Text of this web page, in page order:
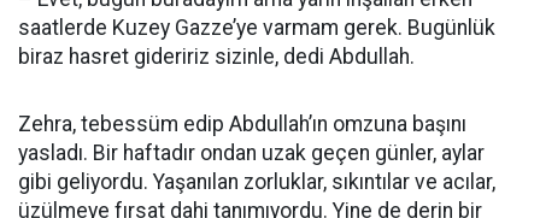
saatlerde Kuzey Gazze’ye varmam gerek. Bugünlük
biraz hasret gideririz sizinle, dedi Abdullah.
Zehra, tebessüm edip Abdullah’ın omzuna başını
yasladı. Bir haftadır ondan uzak geçen günler, aylar
gibi geliyordu. Yaşanılan zorluklar, sıkıntılar ve acılar,
üzülmeye fırsat dahi tanımıyordu. Yine de derin bir